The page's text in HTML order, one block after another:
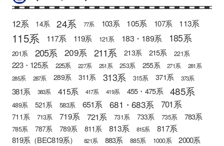
12系 14系 24系 77系 103系 105系 107系 113系
115系 117系 119系 121系 183・189系 185系
201系 205系 209系 211系 213系 215系 221系
223・125系 225系 227系 251系 253系 255系 271系
281系
285系
287系 289系 311系 313系 315系 371系 373系
381系 383系 415系 417系 419系 455・475系 485系
489系 521系 583系 651系 681・683系 701系
711系 713系 719系 721系 731系 733系 735系 783系
785系 787系 789系 811系 813系 815系 817系
819系（BEC819系） 821系 883系 885系 1000系 2000系